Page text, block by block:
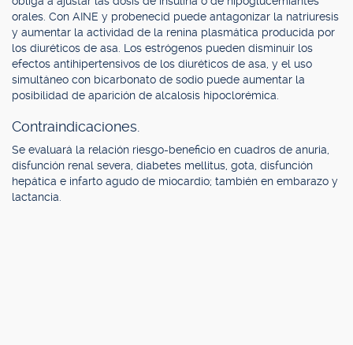
orales. Con AINE y probenecid puede antagonizar la natriuresis
y aumentar la actividad de la renina plasmática producida por
los diuréticos de asa. Los estrógenos pueden disminuir los
efectos antihipertensivos de los diuréticos de asa, y el uso
simultáneo con bicarbonato de sodio puede aumentar la
posibilidad de aparición de alcalosis hipoclorémica.
Contraindicaciones.
Se evaluará la relación riesgo-beneficio en cuadros de anuria,
disfunción renal severa, diabetes mellitus, gota, disfunción
hepática e infarto agudo de miocardio; también en embarazo y
lactancia.